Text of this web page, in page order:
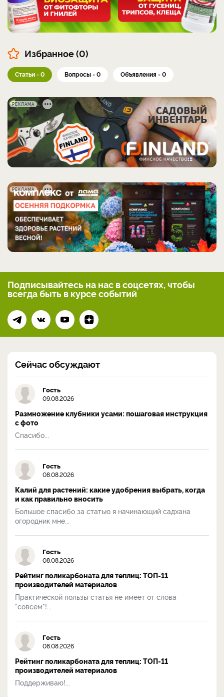
Избранное (0)
Статьи - 0 Вопросы - 0 Объявления - 0
РЕКЛАМА
РЕКЛАМА
Подписывайтесь на нас в соцсетях, чтобы
всегдабыть в курсе событий
Сейчас обсуждают
Гость
09.08.2026
Размножение клубники усами: пошаговая инструкция
с фото
Спасибо...
Гость
08.08.2026
Калий для растений: какие удобрения выбрать, когда
и как правильно вносить
Большое спасибо за статью я начинающий садхана
огородник мне...
Гость
08.08.2026
Рейтинг поликарбоната для теплиц: ТОП-11
производителей материалов
Практической пользы статья не имеет от слова
"совсем"!...
Гость
08.08.2026
Рейтинг поликарбоната для теплиц: ТОП-11
производителей материалов
Поддерживаю!...